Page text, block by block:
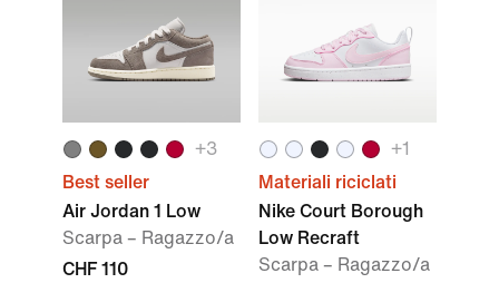
+3
Best seller
Air Jordan 1 Low
Scarpa – Ragazzo/a
CHF 110
+1
Materiali riciclati
Nike Court Borough
Low Recraft
Scarpa – Ragazzo/a